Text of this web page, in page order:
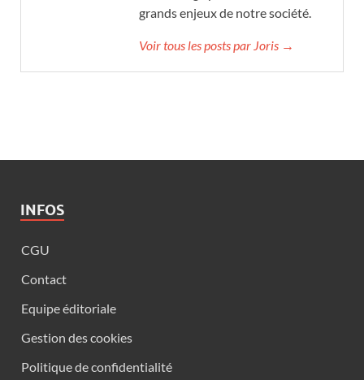
grands enjeux de notre société.
Voir tous les posts par Joris →
INFOS
CGU
Contact
Equipe éditoriale
Gestion des cookies
Politique de confidentialité